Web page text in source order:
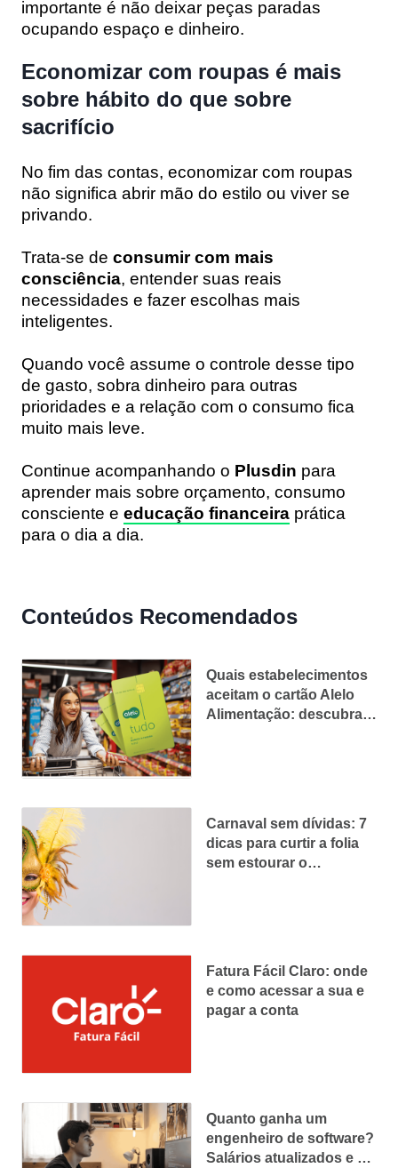
importante é não deixar peças paradas
ocupando espaço e dinheiro.
Economizar com roupas é mais
sobre hábito do que sobre
sacrifício
No fim das contas, economizar com roupas
não significa abrir mão do estilo ou viver se
privando.
Trata-se de consumir com mais
consciência, entender suas reais
necessidades e fazer escolhas mais
inteligentes.
Quando você assume o controle desse tipo
de gasto, sobra dinheiro para outras
prioridades e a relação com o consumo fica
muito mais leve.
Continue acompanhando o Plusdin para
aprender mais sobre orçamento, consumo
consciente e educação financeira prática
para o dia a dia.
Conteúdos Recomendados
Quais estabelecimentos
aceitam o cartão Alelo
Alimentação: descubra
Carnaval sem dívidas: 7
dicas para curtir a folia
sem estourar o
Fatura Fácil Claro: onde
e como acessar a sua e
pagar a conta
Quanto ganha um
engenheiro de software?
Salários atualizados e o